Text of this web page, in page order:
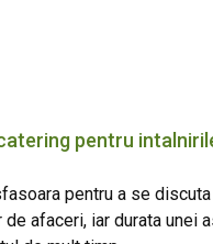
pentru
pentru a se
afaceri, iar durata unei